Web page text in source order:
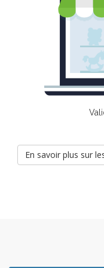
En savoir plus sur